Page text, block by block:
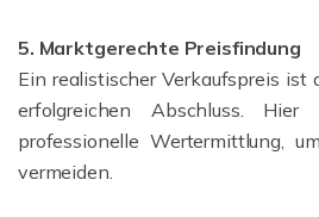
5. Marktgerechte Preisfindung
Ein realistischer Verkaufspreis ist
erfolgreichen Abschluss.
professionelle Wertermittlung,
vermeiden.